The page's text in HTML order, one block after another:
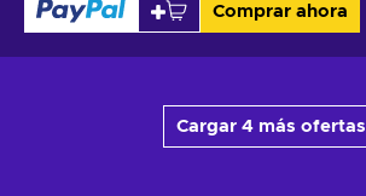
Comprar ahora
Cargar 4 más ofertas